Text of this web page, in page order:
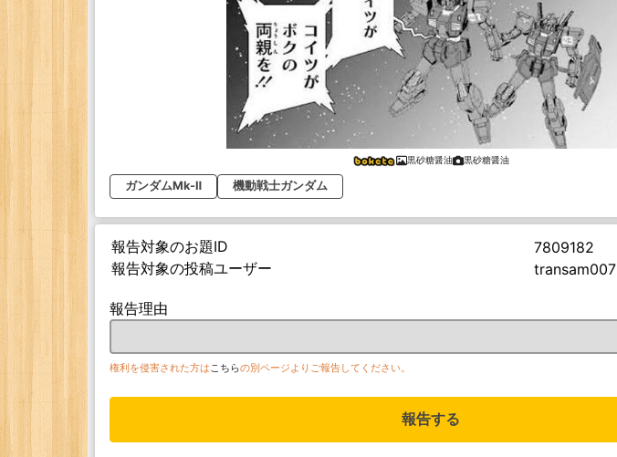
黒砂糖醤油 黒砂糖醤油
ガンダムMk-Ⅱ 機動戦士ガンダム
報告対象のお題ID
7809182
報告対象の投稿ユーザー
transam007
報告理由
権利を侵害された方は こちらの別ページよりご報告してください。
報告する